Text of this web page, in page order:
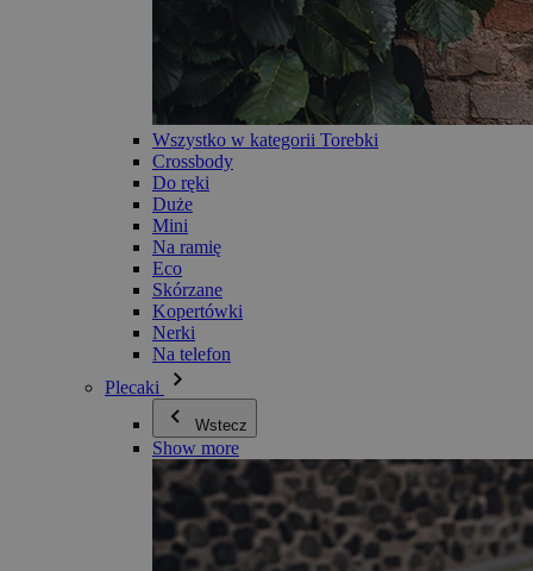
Wszystko w kategorii Torebki
Crossbody
Do ręki
Duże
Mini
Na ramię
Eco
Skórzane
Kopertówki
Nerki
Na telefon
Plecaki
Wstecz
Show more